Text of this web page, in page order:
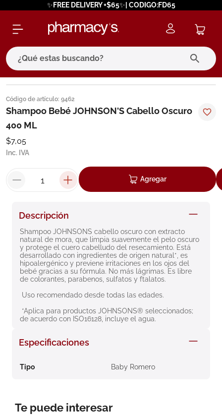
✨FREE DELIVERY +$65✨| CODIGO:FD65
¿Qué estas buscando?
Código de artículo: 9462
Shampoo Bebé JOHNSON'S Cabello Oscuro
400 ML
$7,05
Inc. IVA
Agregar
Descripción
Shampoo JOHNSONS cabello oscuro con extracto
natural de mora, que limpia suavemente el pelo oscuro
y protege el cuero cabelludo del resecamiento. Está
desarrollado con ingredientes de origen natural*, es
hipoalergénico y previene irritaciones en los ojos del
bebé gracias a su fórmula. No más lágrimas. Es libre
de colorantes, parabenos, sulfatos y ftalatos.
Uso recomendado desde todas las edades.
de acuerdo con ISO16128, incluye el agua.
Especificaciones
Tipo Baby Romero
Te puede interesar
términos más buscados
1. eucerin
2. protector solar
3
cerave
7. isdin
8. roche posay
9. nivea
10.pañales